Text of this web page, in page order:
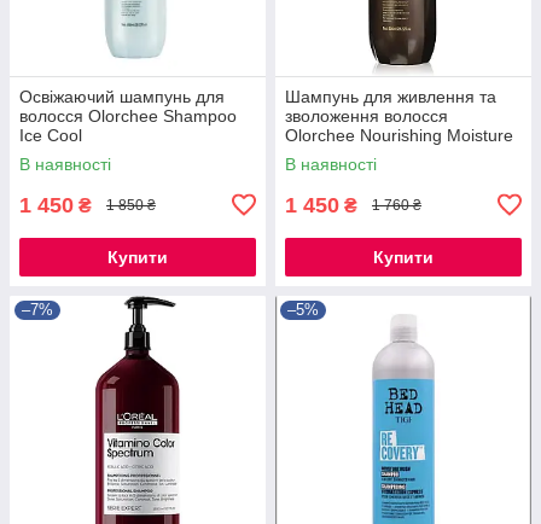
Освіжаючий шампунь для
волосся Olorchee Shampoo
Ice Cool
В наявності
1 450 ₴ 1 850 ₴
Купити
Шампунь для живлення та
зволоження волосся
Olorchee Nourishing Moisture
Extra Moist
В наявності
1 450 ₴ 1 760 ₴
Купити
–7% –5%